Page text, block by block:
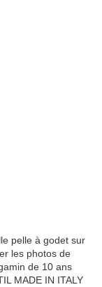
pelle à godet sur
les photos de
de 10 ans
MADE IN ITALY